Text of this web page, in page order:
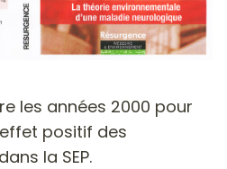
les années 2000 pour
positif des
la SEP.